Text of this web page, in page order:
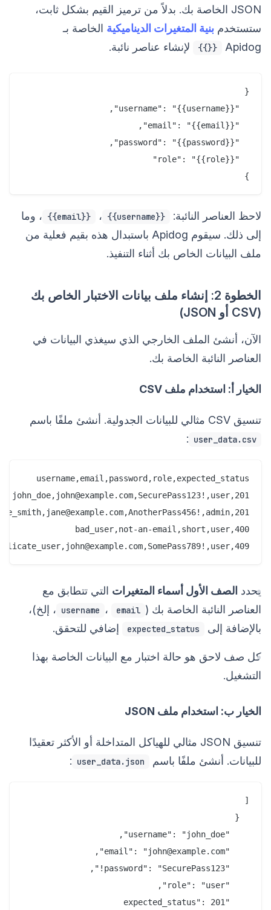
JSON الخاصة بك. بدلاً من ترميز القيم بشكل ثابت،
ستستخدم بنية المتغيرات الديناميكية الخاصة بـ
Apidog
{{}} لإنشاء عناصر نائبة.
}
لاحظ العناصر النائبة: {{username}} ، {{email}}
، وما
إلى ذلك. سيقوم Apidog باستبدال هذه بقيم فعلية من
ملف البيانات الخاص بك أثناء التنفيذ.
الخطوة 2: إنشاء ملف بيانات الاختبار الخاص بك
(CSV أو JSON)
الآن، أنشئ الملف الخارجي الذي سيغذي البيانات في
العناصر النائبة الخاصة بك.
الخيار أ: استخدام ملف CSV
تنسيق CSV مثالي للبيانات الجدولية. أنشئ ملفًا باسم
user_data.csv
:
يحدد الصف الأول أسماء المتغيرات التي تتطابق مع
العناصر النائبة الخاصة بك (
username ، email
، إلخ)،
بالإضافة إلى
expected_status إضافي للتحقق.
كل صف لاحق هو حالة اختبار مع البيانات الخاصة بهذا
التشغيل.
الخيار ب: استخدام ملف JSON
تنسيق JSON مثالي للهياكل المتداخلة أو الأكثر تعقيدًا
للبيانات. أنشئ ملفًا باسم
user_data.json
: